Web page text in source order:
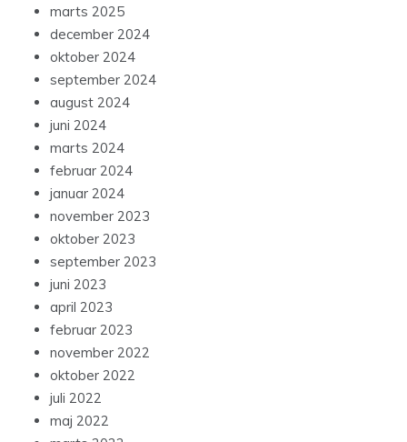
marts 2025
december 2024
oktober 2024
september 2024
august 2024
juni 2024
marts 2024
februar 2024
januar 2024
november 2023
oktober 2023
september 2023
juni 2023
april 2023
februar 2023
november 2022
oktober 2022
juli 2022
maj 2022